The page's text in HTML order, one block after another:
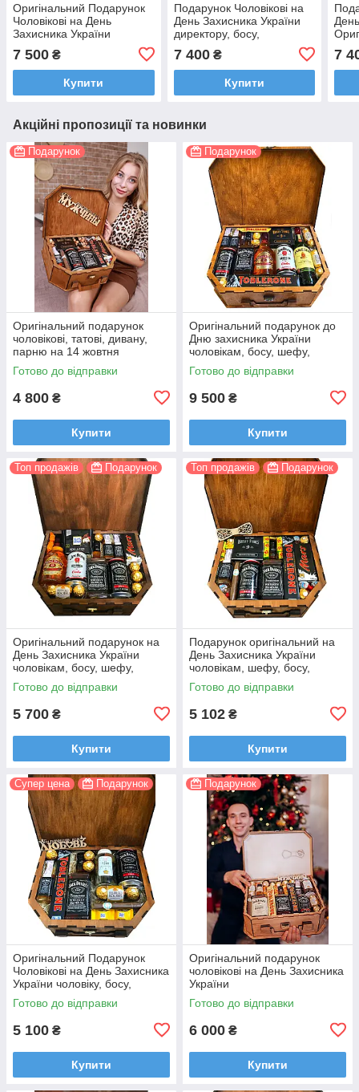
Оригінальний Подарунок
Чоловікові на День
Захисника України
7 500 ₴
Купити
Подарунок Чоловікові на
День Захисника України
директору, босу,
7 400₴
Купити
7
Акційні пропозиції та новинки
Подарунок
Оригінальний подарунок
чоловікові, татові, дивану,
парню на 14 жовтня
Готово до відправки
4 800 ₴
Купити
Подарунок
Оригінальний подарунок до
Дню захисника України
чоловікам, босу, шефу,
психотерапевту
Готово до відправки
9 500 ₴
Купити
Топ продажів Подарунок
Оригінальний подарунок на
День Захисника України
чоловікам, босу, шефу,
начальнику братові татові на
ювілей
Готово до відправки
5 700 ₴
Купити
Топ продажів Подарунок
Подарунок оригінальний на
День Захисника України
чоловікам, шефу, босу,
начальнику корпоративні
подарунки
Готово до відправки
5 102 ₴
Купити
Супер цена Подарунок
Оригінальний Подарунок
Чоловікові на День Захисника
України чоловіку, босу,
хлопцеві, начальнику
Готово до відправки
5 100 ₴
Купити
Подарунок
Оригінальний подарунок
чоловікові на День Захисника
України
Готово до відправки
6 000 ₴
Купити